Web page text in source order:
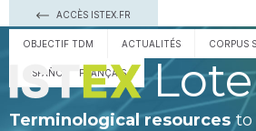
ACCÈS ISTEX.FR
OBJECTIF TDM ACTUALITÉS CORPUS
ESPAÑOL FRANÇAIS
Terminological resourcesto